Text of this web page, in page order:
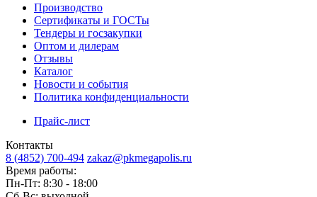
Производство
Сертификаты и ГОСТы
Тендеры и госзакупки
Оптом и дилерам
Отзывы
Каталог
Новости и события
Политика конфиденциальности
Прайс-лист
Контакты
8 (4852) 700-494 zakaz@pkmegapolis.ru
Время работы:
Пн-Пт: 8:30 - 18:00